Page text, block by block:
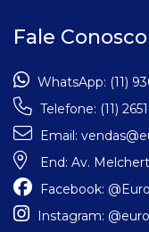
Fale Conosco
WhatsApp: (11)
Telefone: (11)
Email:
End: Av.
Facebook:
Instagram: